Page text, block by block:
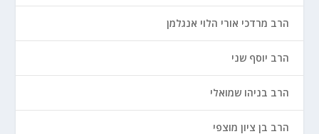
הרב מרדכי אורי הלוי אנגלמן
הרב יוסף שני
הרב בניהו שמואלי
הרב בן ציון מוצפי